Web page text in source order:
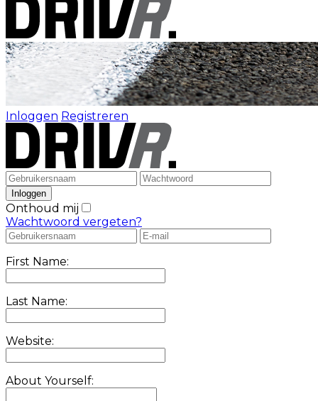
Inloggen Registreren
Onthoud mij
Wachtwoord vergeten?
First Name:
Last Name:
Website:
About Yourself: